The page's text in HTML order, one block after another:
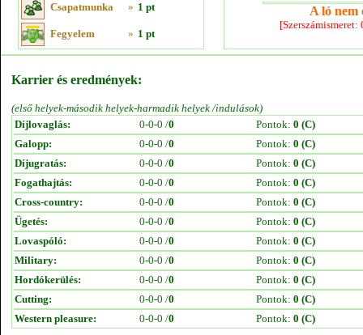
Csapatmunka » 1 pt
Fegyelem » 1 pt
A ló nem
Karrier és eredmények:
(első helyek-második helyek-harmadik helyek /indulások)
Díjlovaglás:
0-0-0 /0 Pontok: 0 (C)
Galopp:
0-0-0 /0 Pontok: 0 (C)
Díjugratás:
0-0-0 /0 Pontok: 0 (C)
Fogathajtás:
0-0-0 /0 Pontok: 0 (C)
Cross-country:
0-0-0 /0 Pontok: 0 (C)
Ügetés:
0-0-0 /0 Pontok: 0 (C)
Lovaspóló:
0-0-0 /0 Pontok: 0 (C)
Military:
0-0-0 /0 Pontok: 0 (C)
Hordókerülés:
0-0-0 /0 Pontok: 0 (C)
Cutting:
0-0-0 /0 Pontok: 0 (C)
Western pleasure:
0-0-0 /0 Pontok: 0 (C)